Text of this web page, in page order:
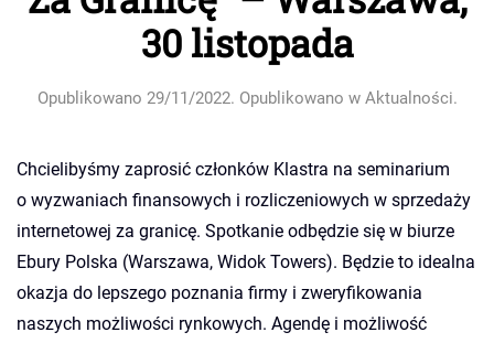
30 listopada
Opublikowano 29/11/2022. Opublikowano w Aktualności.
Chcielibyśmy zaprosić członków Klastra na seminarium
o wyzwaniach finansowych i rozliczeniowych w sprzedaży
internetowej za granicę. Spotkanie odbędzie się w biurze
Ebury Polska (Warszawa, Widok Towers). Będzie to idealna
okazja do lepszego poznania firmy i zweryfikowania
naszych możliwości rynkowych. Agendę i możliwość